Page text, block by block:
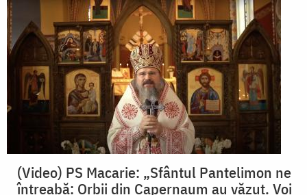
(Video) PS Macarie: „Sfântul Pantelimon ne
întreabă: Orbii din Capernaum au văzut. Voi